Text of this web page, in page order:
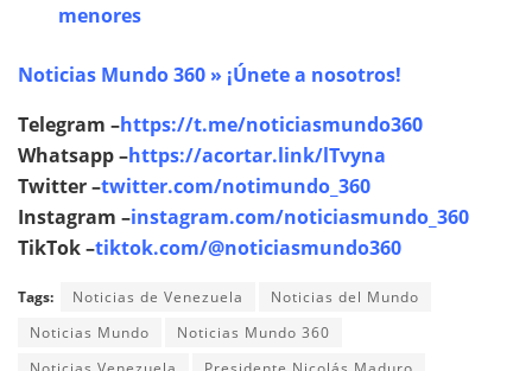
menores
Noticias Mundo 360 » ¡Únete a nosotros!
Telegram –https://t.me/noticiasmundo360
Whatsapp –https://acortar.link/lTvyna
Twitter –twitter.com/notimundo_360
Instagram –instagram.com/noticiasmundo_360
TikTok –tiktok.com/@noticiasmundo360
Tags: Noticias de Venezuela
Noticias del Mundo
Noticias Mundo
Noticias Mundo 360